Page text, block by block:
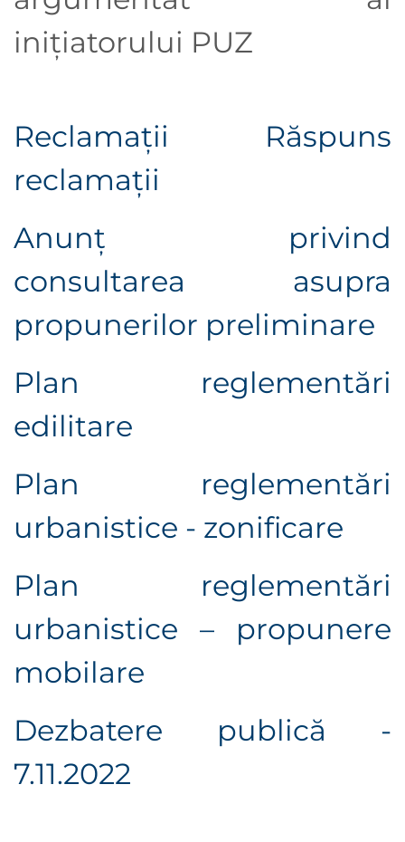
iniţiatorului PUZ
Reclamații
Răspuns
reclamații
Anunţ privind
consultarea asupra
propunerilor preliminare
Plan reglementări
edilitare
Plan reglementări
urbanistice - zonificare
Plan reglementări
urbanistice – propunere
mobilare
Dezbatere publică -
7.11.2022